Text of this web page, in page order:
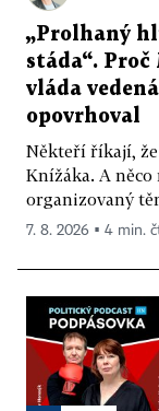
„Prolhaný
stáda“.
vláda
opovrhoval
Někteří říkají,
Knížáka. A
organizovaný
7. 8. 2026 ▪ 4 min.